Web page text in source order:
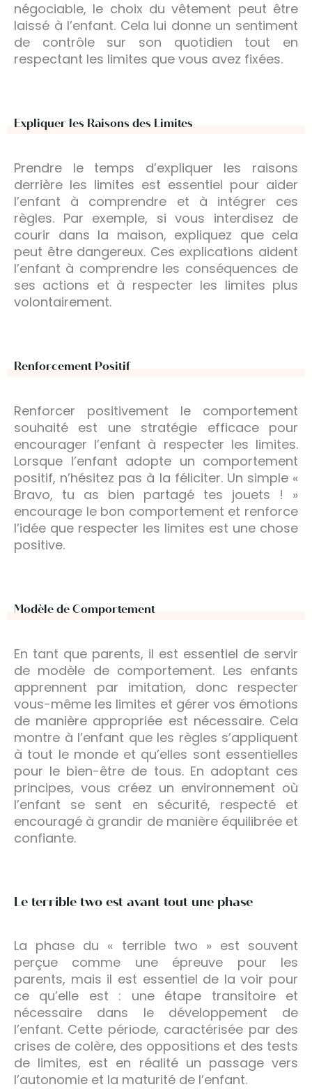
négociable, le choix du vêtement peut être
laissé à l’enfant. Cela lui donne un sentiment
de contrôle sur son quotidien tout en
respectant les limites que vous avez fixées.
Expliquer les Raisons des Limites
Prendre le temps d’expliquer les raisons
derrière les limites est essentiel pour aider
l’enfant à comprendre et à intégrer ces
règles. Par exemple, si vous interdisez de
courir dans la maison, expliquez que cela
peut être dangereux. Ces explications aident
l’enfant à comprendre les conséquences de
ses actions et à respecter les limites plus
volontairement.
Renforcement Positif
Renforcer positivement le comportement
souhaité est une stratégie efficace pour
encourager l’enfant à respecter les limites.
Lorsque l’enfant adopte un comportement
positif, n’hésitez pas à la féliciter. Un simple «
Bravo, tu as bien partagé tes jouets ! »
encourage le bon comportement et renforce
l’idée que respecter les limites est une chose
positive.
Modèle de Comportement
En tant que parents, il est essentiel de servir
de modèle de comportement. Les enfants
apprennent par imitation, donc respecter
vous-même les limites et gérer vos émotions
de manière appropriée est nécessaire. Cela
montre à l’enfant que les règles s’appliquent
à tout le monde et qu’elles sont essentielles
pour le bien-être de tous. En adoptant ces
principes, vous créez un environnement où
l’enfant se sent en sécurité, respecté et
encouragé à grandir de manière équilibrée et
confiante.
Le terrible two est avant tout une phase
La phase du « terrible two » est souvent
perçue comme une épreuve pour les
parents, mais il est essentiel de la voir pour
ce qu’elle est : une étape transitoire et
nécessaire dans le développement de
l’enfant. Cette période, caractérisée par des
crises de colère, des oppositions et des tests
de limites, est en réalité un passage vers
l’autonomie et la maturité de l’enfant.